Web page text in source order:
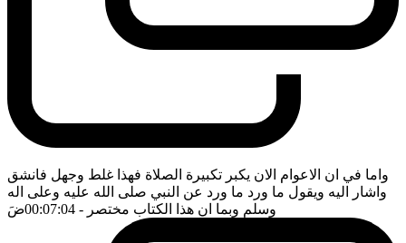
واما في ان الاعوام الان يكبر تكبيرة الصلاة فهذا غلط وجهل فانشق
واشار اليه ويقول ما ورد ما ورد عن النبي صلى الله عليه وعلى اله
وسلم وبما ان هذا الكتاب مختصر - 00:07:04 ضَ